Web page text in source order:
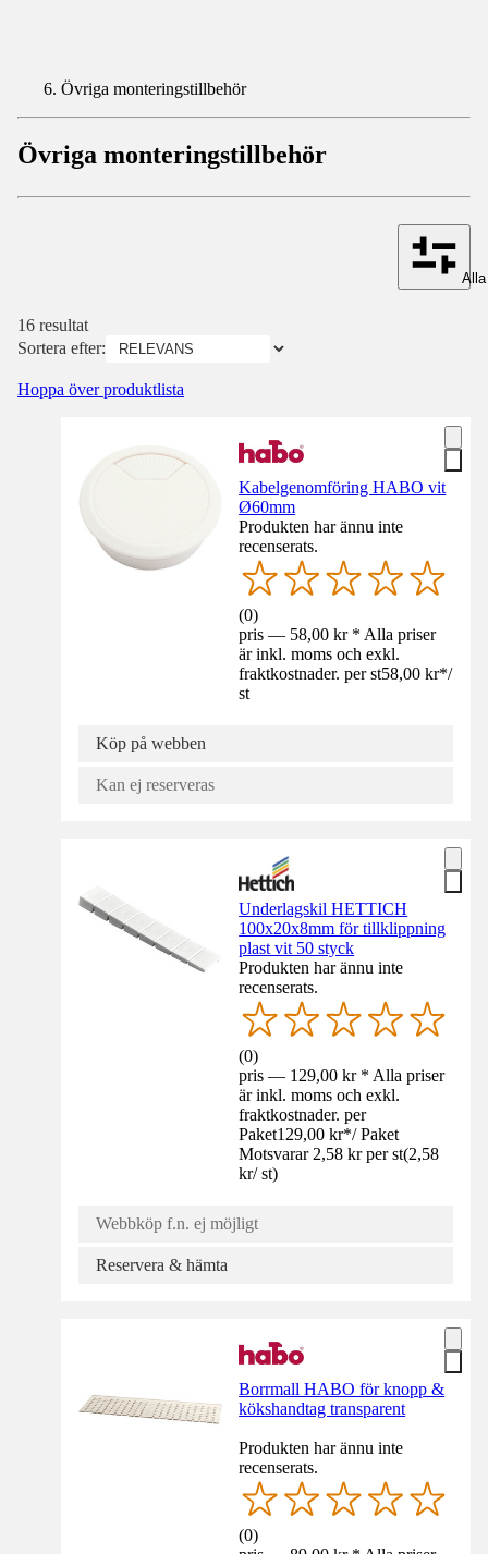
Övriga monteringstillbehör
Övriga monteringstillbehör
16 resultat
Sortera efter:
Hoppa över produktlista
Kabelgenomföring HABO vit
Ø60mm
Produkten har ännu inte
recenserats.
(0)
pris — 58,00 kr * Alla priser
är inkl. moms och exkl.
fraktkostnader. per st58,00 kr*/
st
Köp på webben
Kan ej reserveras
Underlagskil HETTICH
100x20x8mm för tillklippning
plast vit 50 styck
Produkten har ännu inte
recenserats.
(0)
pris — 129,00 kr * Alla priser
är inkl. moms och exkl.
fraktkostnader. per
Paket129,00 kr*/ Paket
Motsvarar 2,58 kr per st(2,58
kr/ st)
Webbköp f.n. ej möjligt
Reservera & hämta
Borrmall HABO för knopp &
kökshandtag transparent
Produkten har ännu inte
recenserats.
(0)